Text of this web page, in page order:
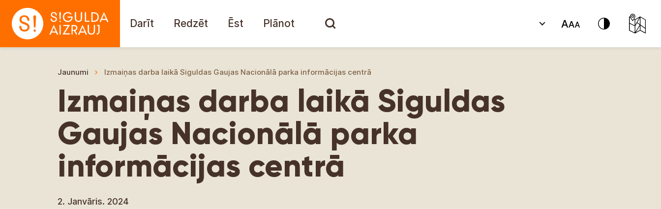
Darīt Redzēt Ēst Plānot
Jaunumi Izmaiņas darba laikā Siguldas Gaujas Nacionālā parka informācijas centrā
Izmaiņas darba laikā Siguldas
Gaujas Nacionālā parka
informācijas centrā
2. Janvāris. 2024